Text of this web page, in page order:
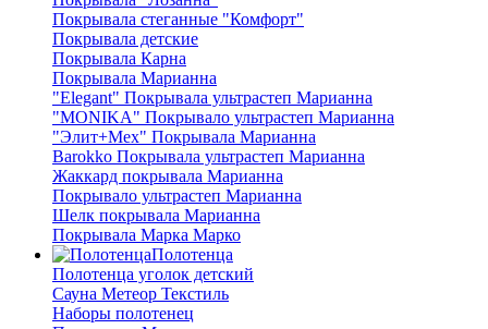
Покрывала стеганные "Комфорт"
Покрывала детские
Покрывала Карна
Покрывала Марианна
"Elegant" Покрывала ультрастеп Марианна
"MONIKA" Покрывало ультрастеп Марианна
"Элит+Мех" Покрывала Марианна
Barokko Покрывала ультрастеп Марианна
Жаккард покрывала Марианна
Покрывало ультрастеп Марианна
Шелк покрывала Марианна
Покрывала Марка Марко
Полотенца
Полотенца уголок детский
Сауна Метеор Текстиль
Наборы полотенец